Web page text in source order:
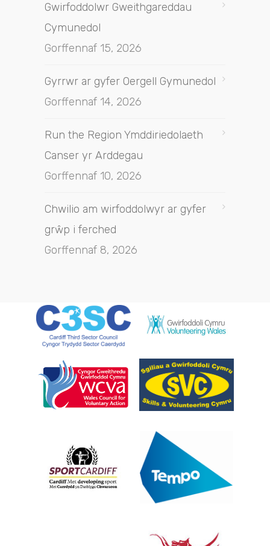
Gwirfoddolwr Gweithgareddau
Cymunedol
Gorffennaf 15, 2026
Gyrrwr ar gyfer Oergell Gymunedol
Gorffennaf 14, 2026
Run the Region Ymddiriedolaeth
Canser yr Arddegau
Gorffennaf 10, 2026
Chwilio am wirfoddolwyr ar gyfer
grŵp i ferched
Gorffennaf 8, 2026